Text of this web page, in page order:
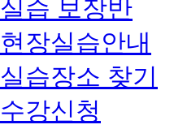
실습 보장반
현장실습안내
실습장소 찾기
수강신청